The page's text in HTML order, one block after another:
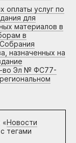
оплаты услуг по
для
материалов в
в
назначенных на
во Эл № ФС77-
«Новости
тегами